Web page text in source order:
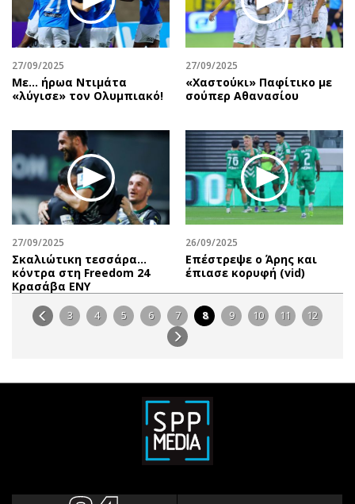
27/09/2025
Με… ήρωα Ντιμάτα
«λύγισε» τον Ολυμπιακό!
27/09/2025
«Χαστούκι» Παφίτικο με
σούπερ Αθανασίου
27/09/2025
Σκαλιώτικη τεσσάρα…
κόντρα στη Freedom 24
Κρασάβα ΕΝΥ
26/09/2025
Επέστρεψε ο Άρης και
έπιασε κορυφή (vid)
3 4 5 6 7 8 9 10 11 12